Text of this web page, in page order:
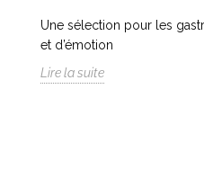
Une sélection pour les
et d’émotion
Lire la suite